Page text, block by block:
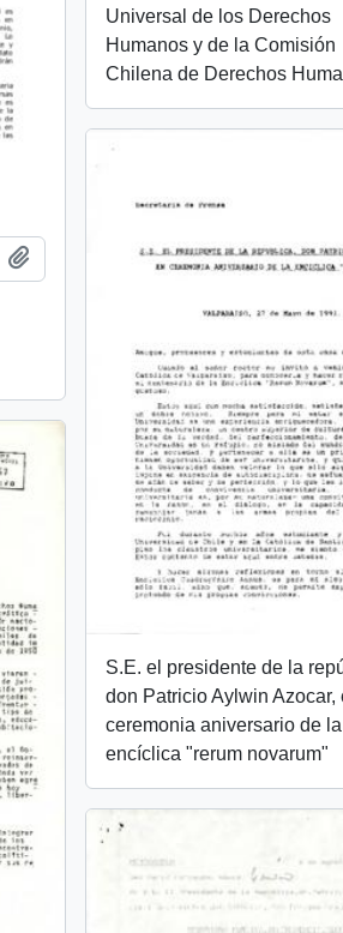
Universal de los Derechos
Humanos y de la Comisión
Chilena de Derechos
Añadir al portapapeles
S.E. el presidente de la
don Patricio Aylwin Azocar,
ceremonia aniversario de la
encíclica "rerum novarum"